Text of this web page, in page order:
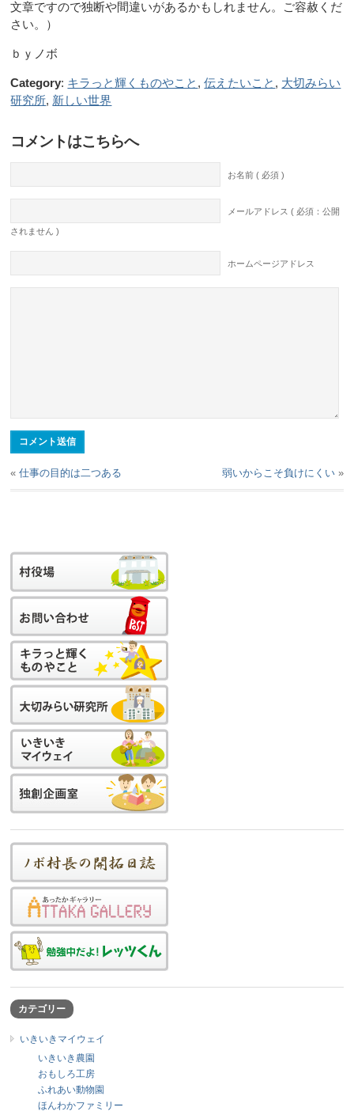
文章ですので独断や間違いがあるかもしれません。ご容赦くだ
さい。）
ｂｙノボ
Category: キラっと輝くものやこと ,伝えたいこと , 大切みらい
研究所, 新しい世界
コメントはこちらへ
お名前 ( 必須 )
メールアドレス ( 必須：公開
されません )
ホームページアドレス
«仕事の目的は二つある 弱いからこそ負けにくい»
カテゴリー
いきいきマイウェイ
いきいき農園
おもしろ工房
ふれあい動物園
ほんわかファミリー